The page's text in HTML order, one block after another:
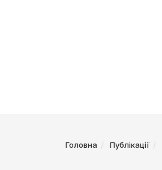
Головна Публікації